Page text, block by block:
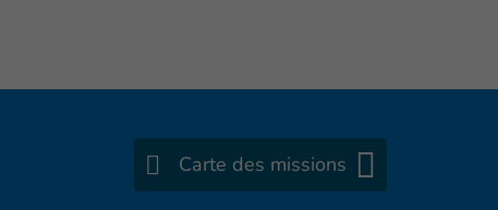
Carte des missions